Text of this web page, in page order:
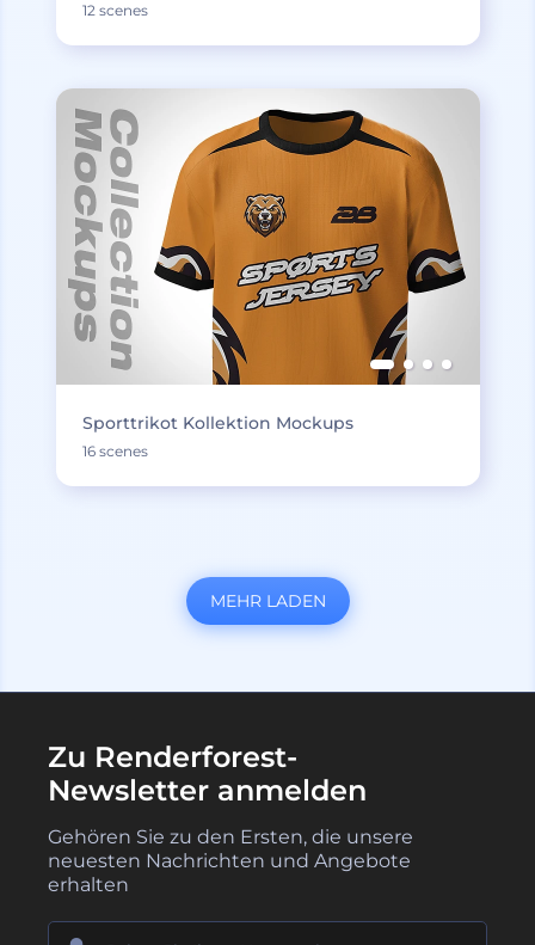
12 scenes
Sporttrikot Kollektion Mockups
16 scenes
MEHR LADEN
Zu Renderforest-
Newsletter anmelden
Gehören Sie zu den Ersten, die unsere
neuesten Nachrichten und Angebote
erhalten